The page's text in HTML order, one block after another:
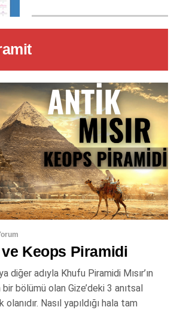
ve Keops Piramidi
diğer adıyla Khufu Piramidi Mısır’ın
bölümü olan Gize’deki 3 anıtsal
Nasıl yapıldığı hala tam